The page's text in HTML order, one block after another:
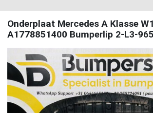
Onderplaat Mercedes A Klasse
A1778851400 Bumperlip 2-L3-